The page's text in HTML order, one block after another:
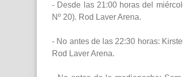
- Desde las 21:00 horas del
Nº 20). Rod Laver Arena.
- No antes de las 22:30 horas:
Rod Laver Arena.